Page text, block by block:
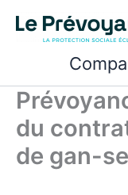
contenu
du
de gan-